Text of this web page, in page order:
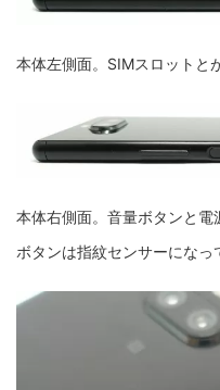
本体左側面。SIMスロットと
本体右側面。音量ボタンと
ボタンは指紋センサーになっ